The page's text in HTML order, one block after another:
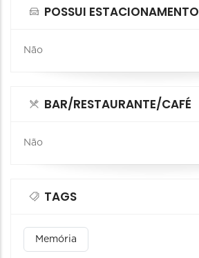
POSSUI ESTACIONAMENTO
Não
BAR/RESTAURANTE/CAFÉ
Não
TAGS
Memória